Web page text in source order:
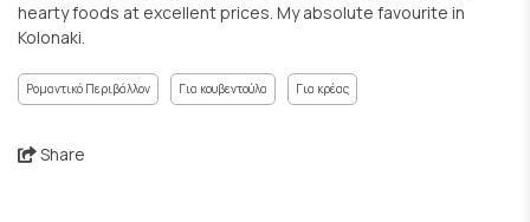
hearty foods at excellent prices. My absolute favourite in
Kolonaki.
Ρομαντικό Περιβάλλον Για κουβεντούλα Για κρέας
Share